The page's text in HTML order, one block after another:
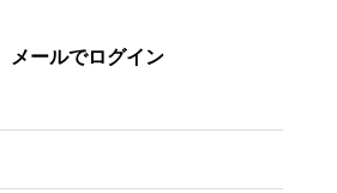
メールでログイン